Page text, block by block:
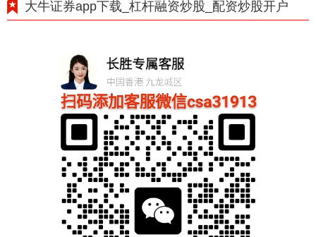
大牛证券app下载_杠杆融资炒股_配资炒股开户